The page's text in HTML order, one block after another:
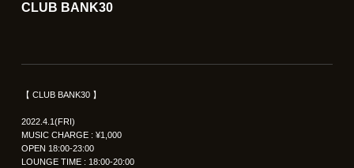
CLUB BANK30
【 CLUB BANK30 】
2022.4.1(FRI)
MUSIC CHARGE : ¥1,000
OPEN 18:00-23:00
LOUNGE TIME : 18:00-20:00